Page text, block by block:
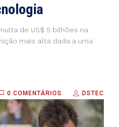
de US$ 5 bilhões na
mais alta dada a uma
0 COMENTÁRIOS DSTEC